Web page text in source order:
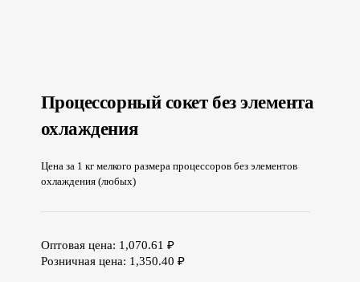
Процессорный сокет без элемента
охлаждения
Цена за 1 кг мелкого размера процессоров без элементов
охлаждения (любых)
Оптовая цена: 1,070.61 ₽
Розничная цена: 1,350.40 ₽